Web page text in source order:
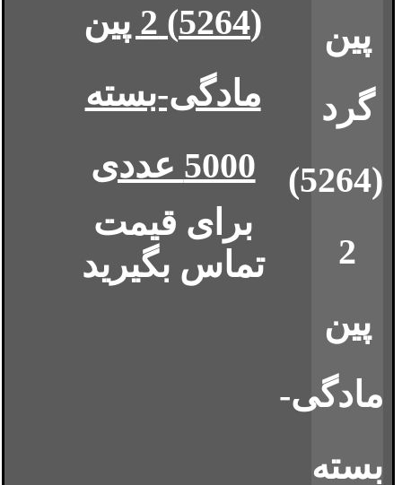
(5264) 2 پین
مادگی-بسته
5000 عددی
برای قیمت
تماس بگیرید